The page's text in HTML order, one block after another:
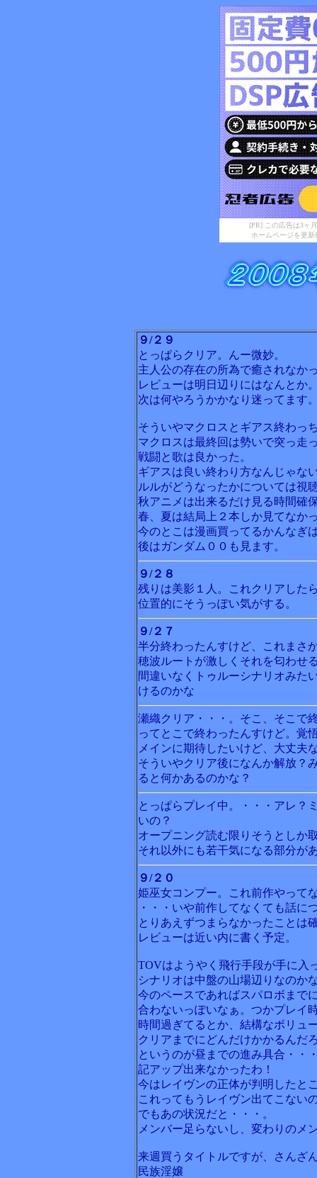
[PR] この広告は3ヶ
ホームページを更
９/２９
とっぱらクリア。んー微妙。
主人公の存在の所為で癒されなか
レビューは明日辺りにはなんとか
次は何やろうかかなり迷ってます
そういやマクロスとギアス終わっ
マクロスは最終回は勢いで突っ走
戦闘と歌は良かった。
ギアスは良い終わり方なんじゃな
ルルがどうなったかについては視
秋アニメは出来るだけ見る時間確
春、夏は結局上２本しか見てなか
今のとこは漫画買ってるかんなぎ
後はガンダム００も見ます。
９/２８
残りは美影１人。これクリアした
位置的にそうっぽい気がする。
９/２７
半分終わったんすけど、これまさ
穂波ルートが激しくそれを匂わせ
間違いなくトゥルーシナリオみた
けるのかな
瀬織クリア・・・。そこ、そこで
ってとこで終わったんすけど。覚
メインに期待したいけど、大丈夫
そういやクリア後になんか解放？
ると何かあるのかな？
とっぱらプレイ中。・・・アレ？
いの？
オープニング読む限りそうとしか
それ以外にも若干気になる部分が
９/２０
姫巫女コンプー。これ前作やって
・・・いや前作してなくても話に
とりあえずつまらなかったことは
レビューは近い内に書く予定。
TOVはようやく飛行手段が手に入
シナリオは中盤の山場辺りなのか
今のペースであればスパロボまで
合わないっぽいなぁ。つかプレイ
時間過ぎてるとか、結構なボリュ
クリアまでにどんだけかかるんだ
というのが昼までの進み具合・・
記アップ出来なかったわ！
今はレイヴンの正体が判明したと
これってもうレイヴン出てこない
でもあの状況だと・・・。
メンバー足らないし、変わりのメ
来週買うタイトルですが、さんざ
民族淫嬢